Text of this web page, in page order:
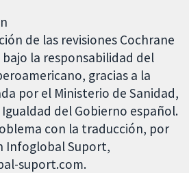
de las revisiones Cochrane
la responsabilidad del
gracias a la
por el Ministerio de Sanidad,
Igualdad del Gobierno español.
con la traducción, por
Infoglobal Suport,
suport.com.